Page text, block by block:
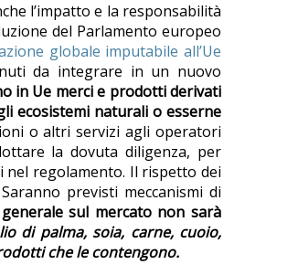
l’impatto e la responsabilità
del Parlamento europeo
globale imputabile all’Ue
da integrare in un nuovo
in Ue merci e prodotti derivati
ecosistemi naturali o esserne
o altri servizi agli operatori
la dovuta diligenza, per
regolamento. Il rispetto dei
previsti meccanismi di
generale sul mercato non sarà
di palma, soia, carne, cuoio,
che le contengono.